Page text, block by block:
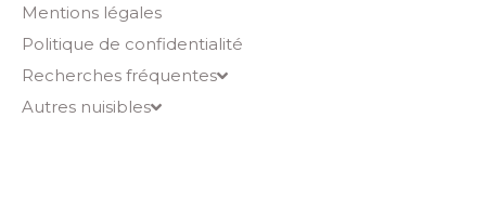
Mentions légales
Politique de confidentialité
Recherches fréquentes
Autres nuisibles